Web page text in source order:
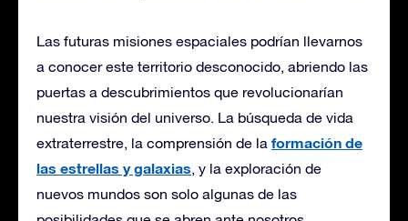
Las futuras misiones espaciales podrían llevarnos
a conocer este territorio desconocido, abriendo las
puertas a descubrimientos que revolucionarían
nuestra visión del universo. La búsqueda de vida
extraterrestre, la comprensión de la formación de
las estrellas y galaxias, y la exploración de
nuevos mundos son solo algunas de las